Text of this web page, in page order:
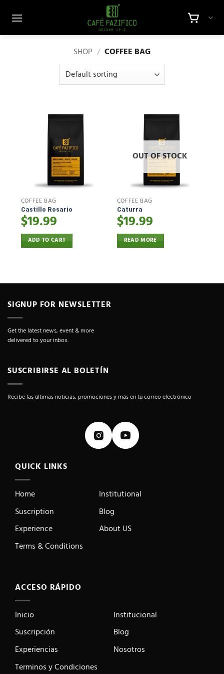
SHOP / COFFEE BAG
COFFEE BAG
Castillo Rosario
$19.99
ADD TO CART
OUT OF STOCK
COFFEE BAG
Caturra
$19.99
READ MORE
SIGNUP FOR NEWSLETTER
Get the latest news, event & more
delivered to your inbox.
SUSCRIBIRSE AL BOLETÍN
Recibe las últimas noticias, promociones y más en tu correo electrónico
QUICK LINKS
Home
Suscription
Experience
Terms & Conditions
Institutional
Blog
About US
ACCESO RÁPIDO
Inicio
Suscripción
Experiencias
Terminos y Condiciones
Institucional
Blog
Nosotros